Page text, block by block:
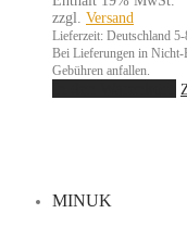
zzgl. Versand
Lieferzeit: Deutschland
Bei Lieferungen in Nicht-
Gebühren anfallen.
MINUK